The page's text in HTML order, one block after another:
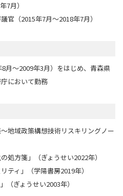
7月）
官（2015年7月～2018年7月）
月～2009年3月）をはじめ、青森県
において勤務
地域政策構想技術リスキリングノー
処方箋」（ぎょうせい2022年）
ティ」（学陽書房2019年）
（ぎょうせい2003年）